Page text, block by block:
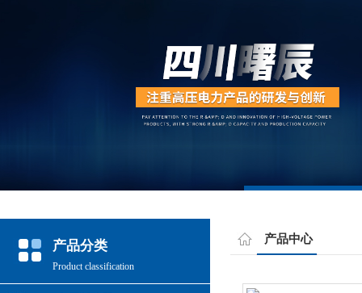
产品分类
Product classification
产品中心